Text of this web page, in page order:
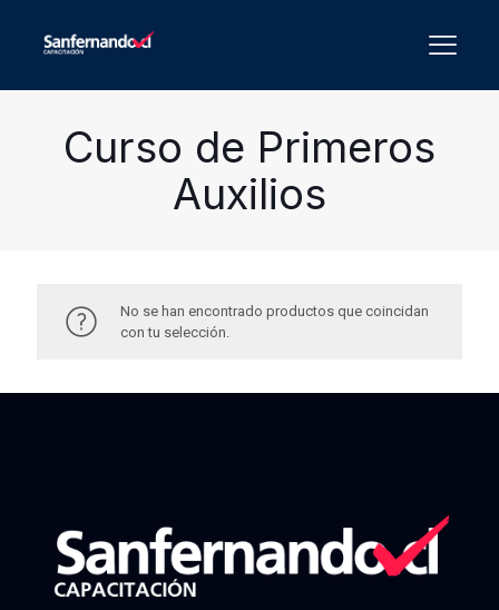
Curso de Primeros
Auxilios
No se han encontrado productos que coincidan
con tu selección.